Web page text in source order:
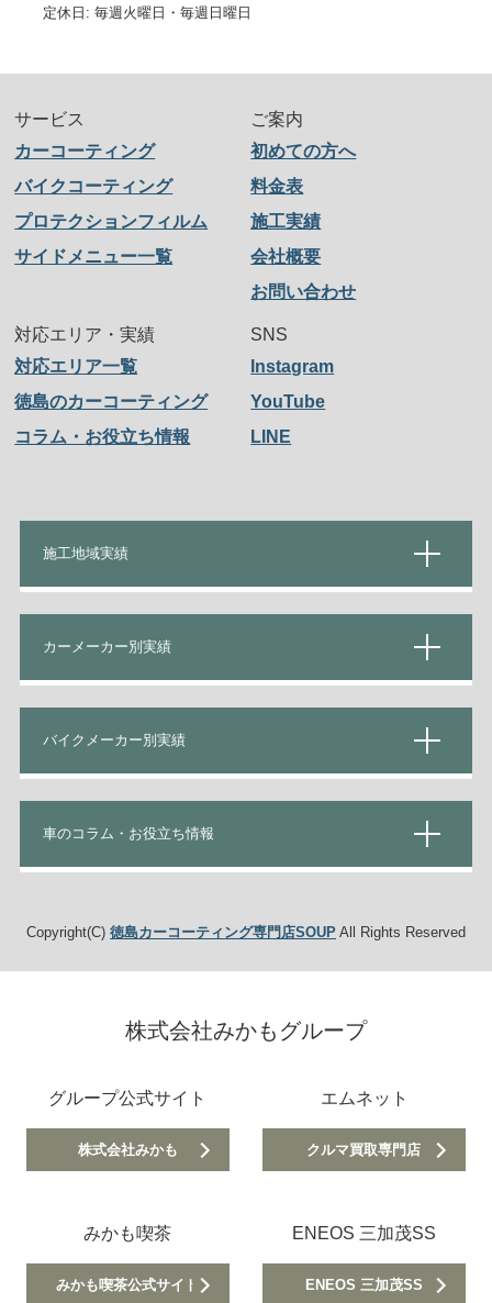
定休日: 毎週火曜日・毎週日曜日
サービス
カーコーティング
バイクコーティング
プロテクションフィルム
サイドメニュー一覧
ご案内
初めての方へ
料金表
施工実績
会社概要
お問い合わせ
対応エリア・実績
対応エリア一覧
徳島のカーコーティング
コラム・お役立ち情報
SNS
Instagram
YouTube
LINE
施工地域実績
カーメーカー別実績
バイクメーカー別実績
車のコラム・お役立ち情報
Copyright(C) 徳島カーコーティング専門店SOUPAll Rights Reserved
株式会社みかもグループ
グループ公式サイト
株式会社みかも
エムネット
クルマ買取専門店
みかも喫茶
みかも喫茶公式サイト
ENEOS 三加茂SS
ENEOS 三加茂SS